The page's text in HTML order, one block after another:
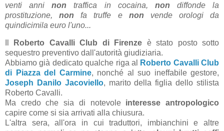
venti anninontraffica in cocaina, non diffonde la
prostituzione,non fa truffe e non vende orologi da
quindicimila euro l'uno...
Roberto Cavalli Club di Firenze è stato posto sotto
sequestro preventivo dall'autorità giudiziaria.
Abbiamo già dedicato qualche riga al
Roberto Cavalli Club
di Piazza del Carmine, nonché al suo ineffabile gestore,
Joseph
Danilo Jacoviello, marito della figlia dello stilista
Roberto Cavalli.
Ma credo che sia di notevole interesse antropologico
capire come si sia arrivati alla chiusura.
L'altra sera, all'ora in cui traduttori, imbianchini e altre